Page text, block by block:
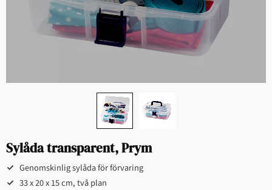
Sylåda transparent, Prym
Genomskinlig sylåda för förvaring
33 x 20 x 15 cm, två plan